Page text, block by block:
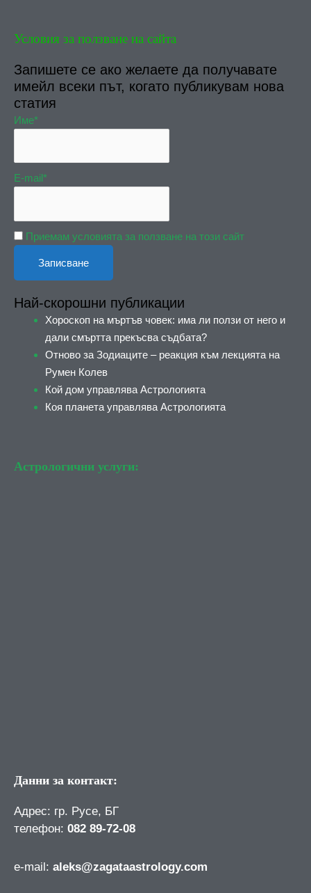
Условия за ползване на сайта
Запишете се ако желаете да получавате
имейл всеки път, когато публикувам нова
статия
Име*
E-mail*
Приемам условията за ползване на този сайт
Най-скорошни публикации
Хороскоп на мъртъв човек: има ли ползи от него и
дали смъртта прекъсва съдбата?
Отново за Зодиаците – реакция към лекцията на
Румен Колев
Кой дом управлява Астрологията
Коя планета управлява Астрологията
Астрологични услуги:
Данни за контакт:
Адрес: гр. Русе, БГ
телефон: 082 89-72-08
е-mail: aleks@zagataastrology.com